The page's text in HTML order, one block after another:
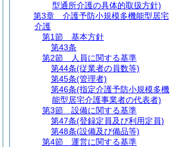
型通所介護の具体的取扱方針)
第3章
介護予防小規模多機能型居宅
介護
第1節
基本方針
第43条
第2節
人員に関する基準
第44条(従業者の員数等)
第45条(管理者)
第46条(指定介護予防小規模多機
能型居宅介護事業者の代表者)
第3節
設備に関する基準
第47条(登録定員及び利用定員)
第48条(設備及び備品等)
第4節
運営に関する基準